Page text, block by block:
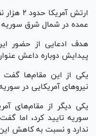
ارتش
عمده در شمال شرق سوریه
هدف ادعایی از حضور
پیدایش دوباره داعش
یکی از این مقام‌ها گفت
نیرو‌های آمریکایی در
یکی دیگر از مقام‌های
سوریه تایید کرد، اما
ندارد و نسبت به کاهش